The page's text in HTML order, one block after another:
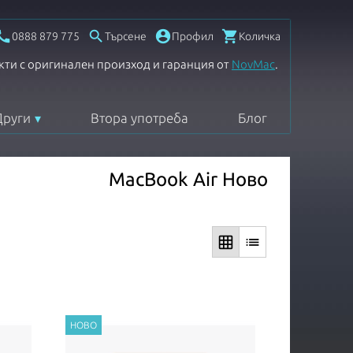
0888 879 775  Търсене Профил Количка
с оригинален произход и гаранция от NovMac.
Втора употреба Блог
MacBook Air Ново
grid_on list